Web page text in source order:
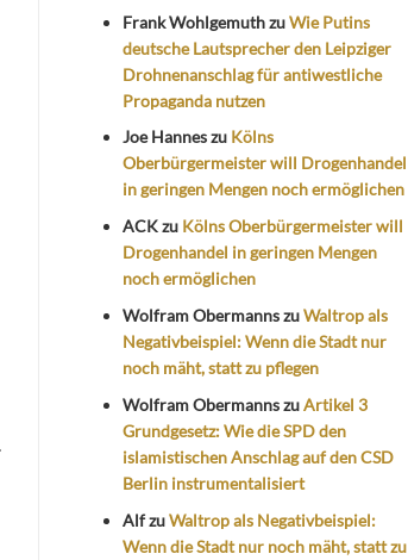
Frank WohlgemuthzuWie Putins
deutsche Lautsprecher den Leipziger
Drohnenanschlag für antiwestliche
Propaganda nutzen
Joe Hanneszu Kölns
Oberbürgermeister will Drogenhandel
in geringen Mengen noch ermöglichen
ACKzu Kölns Oberbürgermeister will
Drogenhandel in geringen Mengen
noch ermöglichen
Wolfram ObermannszuWaltrop als
Negativbeispiel: Wenn die Stadt nur
noch mäht, statt zu pflegen
Wolfram ObermannszuArtikel 3
Grundgesetz: Wie die SPD den
islamistischen Anschlag auf den CSD
Berlin instrumentalisiert
AlfzuWaltrop als Negativbeispiel:
Wenn die Stadt nur noch mäht, statt zu